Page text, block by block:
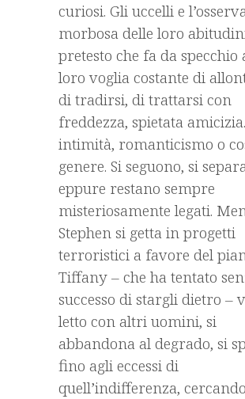
curiosi. Gli uccelli e
morbosa delle loro
pretesto che fa da specchio
loro voglia costante di
di tradirsi, di trattarsi con
freddezza, spietata
intimità, romanticismo o
genere. Si seguono, si
eppure restano sempre
misteriosamente legati.
Stephen si getta in progetti
terroristici a favore del
Tiffany – che ha tentato
successo di stargli dietro –
letto con altri uomini, si
abbandona al degrado, si
fino agli eccessi di
quell’indifferenza,